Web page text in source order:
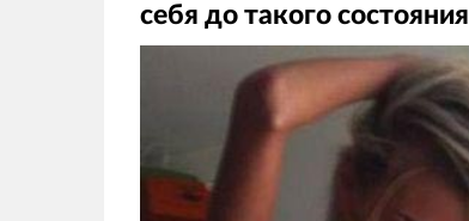
себя до такого состояния